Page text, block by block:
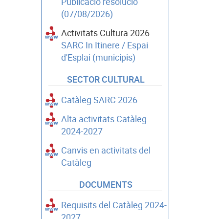
(07/08/2026)
Activitats Cultura 2026
SARC In Itinere / Espai
d'Esplai (municipis)
SECTOR CULTURAL
Catàleg SARC 2026
Alta activitats Catàleg
2024-2027
Canvis en activitats del
Catàleg
DOCUMENTS
Requisits del Catàleg 2024-